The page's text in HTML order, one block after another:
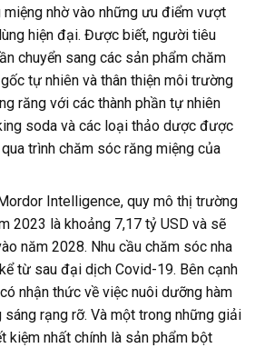
nhờ vào những ưu điểm vượt
hiện đại. Được biết, người tiêu
chuyển sang các sản phẩm chăm
tự nhiên và thân thiện môi trường
răng với các thành phần tự nhiên
soda và các loại thảo dược được
trình chăm sóc răng miệng của
Intelligence, quy mô thị trường
2023 là khoảng 7,17 tỷ USD và sẽ
năm 2028. Nhu cầu chăm sóc nha
từ sau đại dịch Covid-19. Bên cạnh
nhận thức về việc nuôi dưỡng hàm
sáng rạng rỡ. Và một trong những giải
kiệm nhất chính là sản phẩm bột